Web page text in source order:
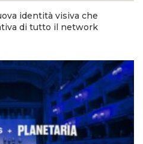
identità visiva che
di tutto il network